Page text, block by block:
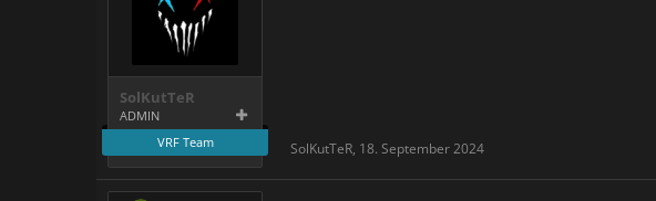
SolKutTeR
ADMIN
VRF Team
SolKutTeR, 18. September 2024